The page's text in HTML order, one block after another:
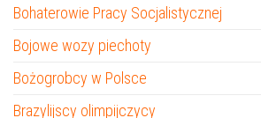
Bohaterowie Pracy Socjalistycznej
Bojowe wozy piechoty
Bożogrobcy w Polsce
Brazylijscy olimpijczycy